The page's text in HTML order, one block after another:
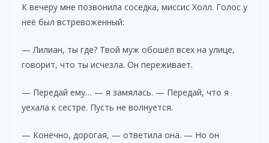
К вечеру мне позвонила соседка, миссис Холл. Голос у
неё был встревоженный:
— Лилиан, ты где? Твой муж обошёл всех на улице,
говорит, что ты исчезла. Он переживает.
— Передай ему… — я замялась. — Передай, что я
уехала к сестре. Пусть не волнуется.
— Конечно, дорогая, — ответила она. — Но он